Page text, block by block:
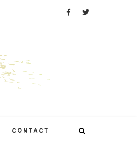
CONTACT